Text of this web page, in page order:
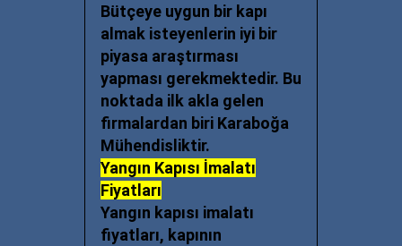
Bütçeye uygun bir kapı
almak isteyenlerin iyi bir
piyasa araştırması
yapması gerekmektedir. Bu
noktada ilk akla gelen
firmalardan biri Karaboğa
Mühendisliktir.
Yangın Kapısı İmalatı
Fiyatları
Yangın kapısı imalatı
fiyatları, kapının